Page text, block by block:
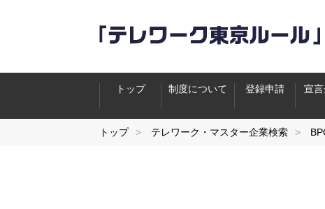
トップ 制度について 登録申請 宣
トップ テレワーク・マスター企業検索